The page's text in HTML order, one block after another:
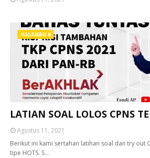
HALAMAN 6
LATIAN SOAL LOLOS CPNS
Agustus 11, 2021
Berikut ini kami sertahan latihan soal dan try out
tipe HOTS. S…